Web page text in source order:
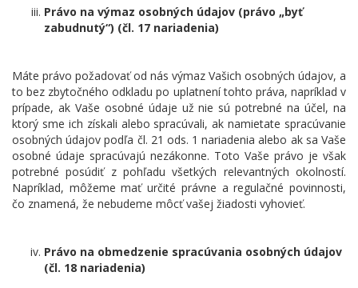
Právo na výmaz osobných údajov (právo „byť
zabudnutý“) (čl. 17 nariadenia)
Máte právo požadovať od nás výmaz Vašich osobných údajov, a
to bez zbytočného odkladu po uplatnení tohto práva, napríklad v
prípade, ak Vaše osobné údaje už nie sú potrebné na účel, na
ktorý sme ich získali alebo spracúvali, ak namietate spracúvanie
osobných údajov podľa čl. 21 ods. 1 nariadenia alebo ak sa Vaše
osobné údaje spracúvajú nezákonne. Toto Vaše právo je však
potrebné posúdiť z pohľadu všetkých relevantných okolností.
Napríklad, môžeme mať určité právne a regulačné povinnosti,
čo znamená, že nebudeme môcť vašej žiadosti vyhovieť.
Právo na obmedzenie spracúvania osobných údajov
(čl. 18 nariadenia)